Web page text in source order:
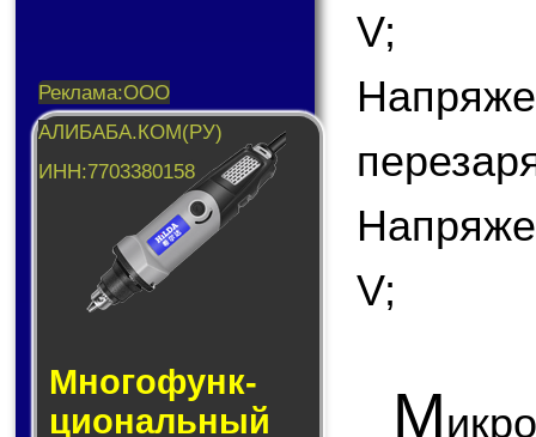
Много­функ­
цио­наль­ный
V;
V;
М